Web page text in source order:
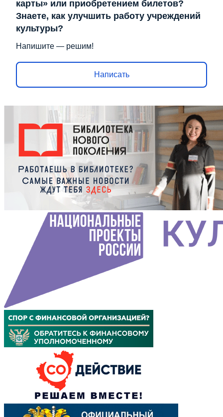
карты» или приобретением билетов?
Знаете, как улучшить работу учреждений
культуры?
Напишите — решим!
Написать